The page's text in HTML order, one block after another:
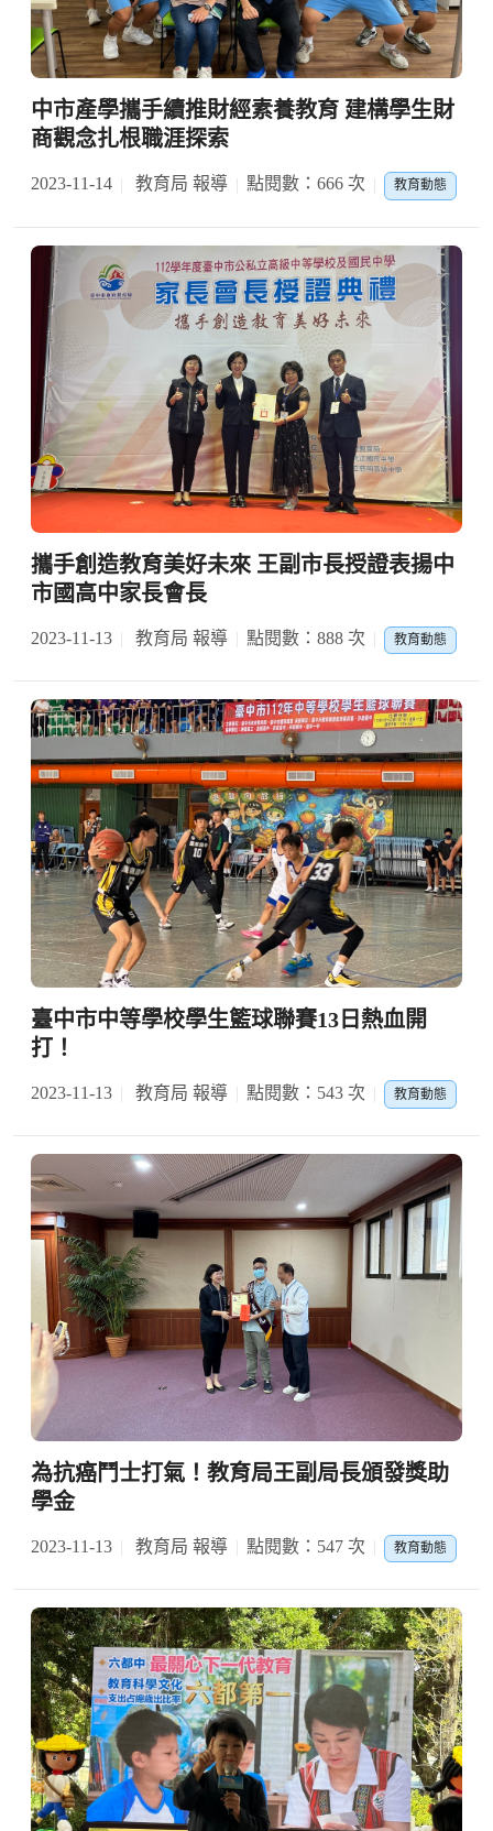
中市產學攜手續推財經素養教育 建構學生財
商觀念扎根職涯探索
2023-11-14 教育局 報導 點閱數：666 次 教育動態
攜手創造教育美好未來 王副市長授證表揚中
市國高中家長會長
2023-11-13 教育局 報導 點閱數：888 次 教育動態
臺中市中等學校學生籃球聯賽13日熱血開
打！
2023-11-13 教育局 報導 點閱數：543 次 教育動態
為抗癌鬥士打氣！教育局王副局長頒發獎助
學金
2023-11-13 教育局 報導 點閱數：547 次 教育動態